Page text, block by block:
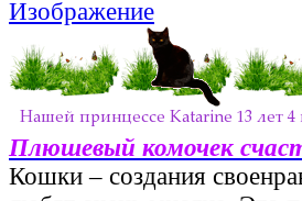
Плюшевый комочек
Кошки – создания